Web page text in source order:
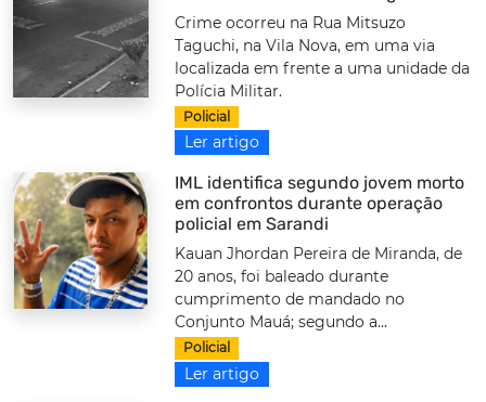
Crime ocorreu na Rua Mitsuzo
Taguchi, na Vila Nova, em uma via
localizada em frente a uma unidade da
Polícia Militar.
Policial
Ler artigo
IML identifica segundo jovem morto
em confrontos durante operação
policial em Sarandi
Kauan Jhordan Pereira de Miranda, de
20 anos, foi baleado durante
cumprimento de mandado no
Conjunto Mauá; segundo a...
Policial
Ler artigo